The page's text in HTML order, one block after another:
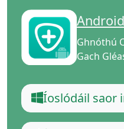
Ghnóthú
Gach
Íoslódáil saor